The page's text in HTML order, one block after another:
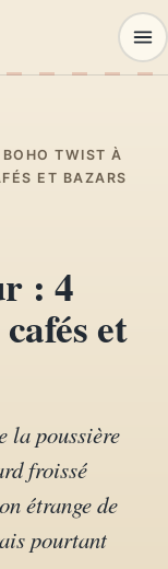
BOHO TWIST À
ET BAZARS
: 4
et
la poussière
froissé
étrange de
pourtant